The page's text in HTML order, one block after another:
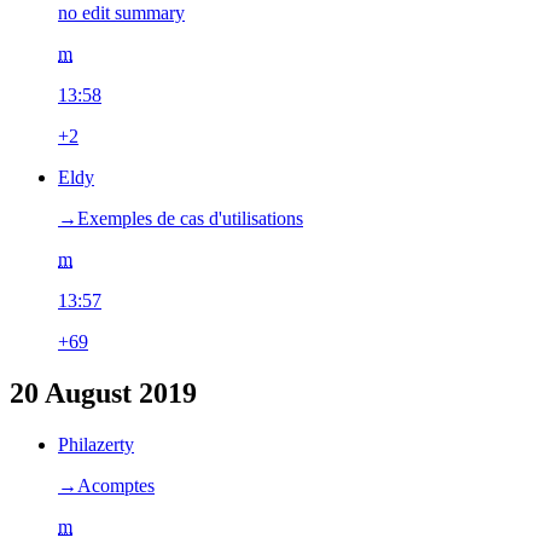
no edit summary
m
13:58
+2
Eldy
→‎Exemples de cas d'utilisations
m
13:57
+69
20 August 2019
Philazerty
→‎Acomptes
m